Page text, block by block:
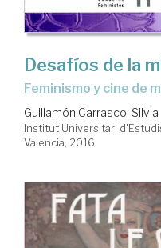
Desafíos de la
feminismo y cine de
Guillamón Carrasco, Silvia
Institut Universitari
Valencia, 2016